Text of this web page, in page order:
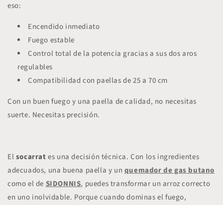
eso:
Encendido inmediato
Fuego estable
Control total de la potencia gracias a sus dos aros
regulables
Compatibilidad con paellas de 25 a 70 cm
Con un buen fuego y una paella de calidad, no necesitas
suerte. Necesitas precisión.
Elsocarrates una decisión técnica. Con los ingredientes
adecuados, una buena paella y un quemador de gas butano
como el de SIDONNIS, puedes transformar un arroz correcto
en uno inolvidable. Porque cuando dominas el fuego,